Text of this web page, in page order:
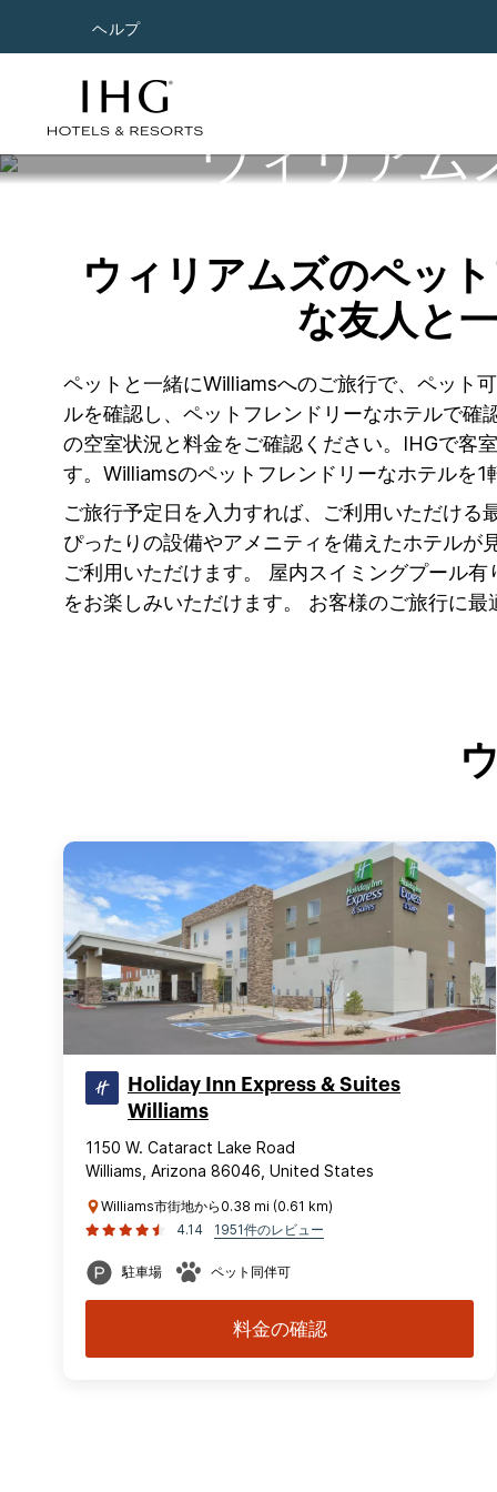
ヘルプ
ウィリアム
ウィリアムズのペッ
な友人と
ペットと一緒にWilliamsへのご旅行で、ペット
ルを確認し、ペットフレンドリーなホテルで
の空室状況と料金をご確認ください。IHGで客
す。Williamsのペットフレンドリーなホテルを
ご旅行予定日を入力すれば、ご利用いただけ
ぴったりの設備やアメニティを備えたホテルが
ご利用いただけます。 屋内スイミングプール
をお楽しみいただけます。 お客様のご旅行に
Holiday Inn Express & Suites
Williams
1150 W. Cataract Lake Road
Williams, Arizona 86046, United States
Williams市街地から0.38 mi (0.61 km)
4.14
1951件のレビュー
駐車場 ペット同伴可
料金の確認